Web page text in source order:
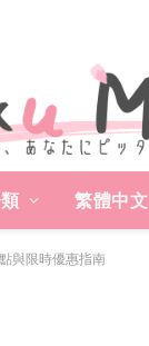
繁體中文
與限時優惠指南